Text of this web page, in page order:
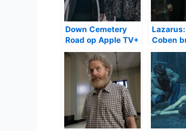
Down Cemetery
Road op Apple TV+
brengt een duister
Oxford-mysterie
met Emma
Thompson en Ruth
Wilson tot leven
Coben
duistere
thriller
Video